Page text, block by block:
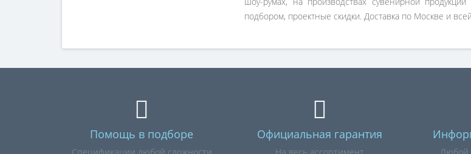
подбором, проектные скидки. Доставка по Москве и
Помощь в подборе Официальная гарантия